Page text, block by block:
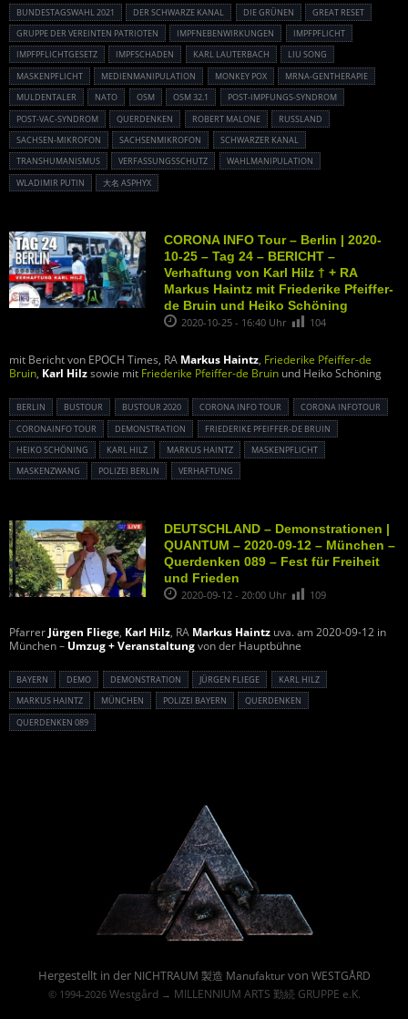
BUNDESTAGSWAHL 2021
DER SCHWARZE KANAL DIE GRÜNEN
GREAT RESET
GRUPPE DER VEREINTEN PATRIOTEN
IMPFNEBENWIRKUNGEN
IMPFPFLICHT
IMPFPFLICHTGESETZ
IMPFSCHADEN KARL LAUTERBACH
LIU SONG
MASKENPFLICHT
MEDIENMANIPULATION MONKEY POX
MRNA-GENTHERAPIE
MULDENTALER
NATO OSM OSM 32.1
POST-IMPFUNGS-SYNDROM
POST-VAC-SYNDROM
QUERDENKEN ROBERT MALONE
RUSSLAND
SACHSEN-MIKROFON
SACHSENMIKROFON
SCHWARZER KANAL
TRANSHUMANISMUS
VERFASSUNGSSCHUTZ
WAHLMANIPULATION
WLADIMIR PUTIN
大名 ASPHYX
CORONA INFO Tour – Berlin | 2020-
10-25 – Tag 24 – BERICHT –
Verhaftung von Karl Hilz † + RA
Markus Haintz mit Friederike Pfeiffer-
de Bruin und Heiko Schöning
2020-10-25 - 16:40 Uhr 104
mit Bericht von EPOCH Times, RA Markus Haintz, Friederike Pfeiffer-de
Bruin, Karl Hilzsowie mit Friederike Pfeiffer-de Bruin und Heiko Schöning
BERLIN BUSTOUR BUSTOUR 2020 CORONA INFO TOUR
CORONA INFOTOUR
CORONAINFO TOUR
DEMONSTRATION
FRIEDERIKE PFEIFFER-DE BRUIN
HEIKO SCHÖNING
KARL HILZ MARKUS HAINTZ
MASKENPFLICHT
MASKENZWANG
POLIZEI BERLIN VERHAFTUNG
DEUTSCHLAND – Demonstrationen |
QUANTUM – 2020-09-12 – München –
Querdenken 089 – Fest für Freiheit
und Frieden
2020-09-12 - 20:00 Uhr 109
Pfarrer Jürgen Fliege, Karl Hilz, RA Markus Haintz uva. am 2020-09-12 in
München – Umzug + Veranstaltungvon der Hauptbühne
BAYERN DEMO DEMONSTRATION JÜRGEN FLIEGE
KARL HILZ
MARKUS HAINTZ
MÜNCHEN POLIZEI BAYERN
QUERDENKEN
QUERDENKEN 089
Hergestellt in der NICHTRAUM 製造 Manufakturvon WESTGÅRD
© 1994-2026 Westgård→ MILLENNIUM ARTS 勤続 GRUPPE e.K.
Powered By :